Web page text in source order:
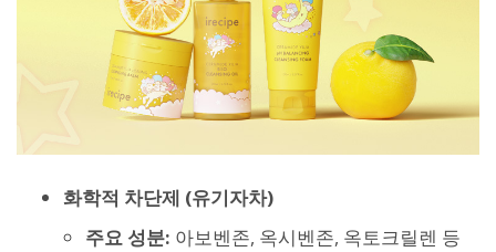
화학적 차단제 (유기자차)
주요 성분: 아보벤존, 옥시벤존, 옥토크릴렌 등